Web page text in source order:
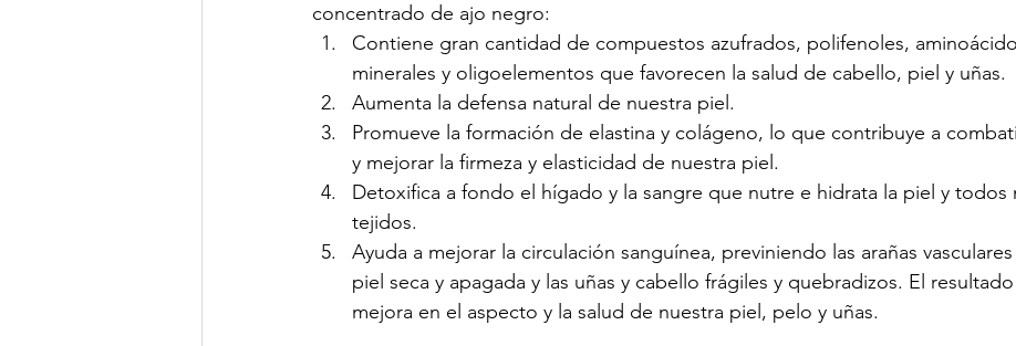
concentrado de ajo negro:
Contiene gran cantidad de compuestos azufrados, polifenoles,
minerales y oligoelementos que favorecen la salud de cabello, piel y uñas.
Aumenta la defensa natural de nuestra piel.
Promueve la formación de elastina y colágeno, lo que contribuye a
y mejorar la firmeza y elasticidad de nuestra piel.
Detoxifica a fondo el hígado y la sangre que nutre e hidrata la piel y todos
tejidos.
Ayuda a mejorar la circulación sanguínea, previniendo las arañas
piel seca y apagada y las uñas y cabello frágiles y quebradizos. El
mejora en el aspecto y la salud de nuestra piel, pelo y uñas.